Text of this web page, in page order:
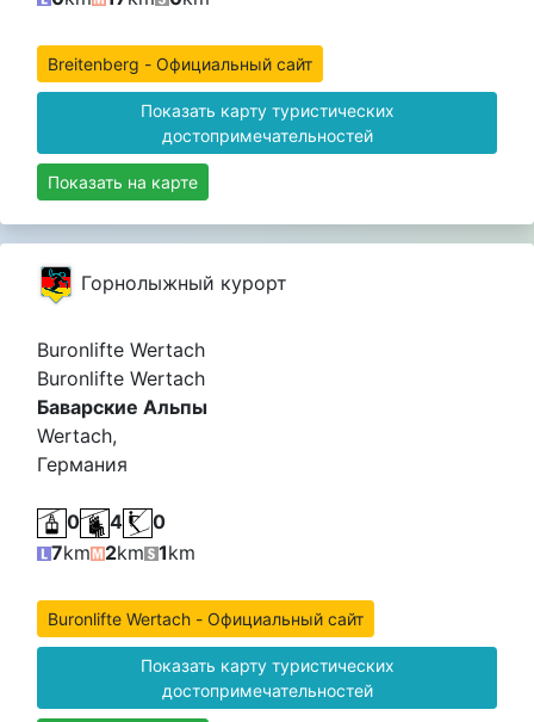
Breitenberg - Официальный сайт
Показать карту туристических
достопримечательностей
Показать на карте
Горнолыжный курорт
Buronlifte Wertach
Buronlifte Wertach
Баварские Альпы
Wertach,
Германия
0 4
0
7km 2km 1km
Buronlifte Wertach - Официальный сайт
Показать карту туристических
достопримечательностей